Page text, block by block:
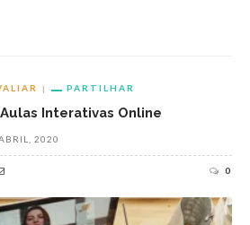
PARTILHAR
Interativas Online
2020
0